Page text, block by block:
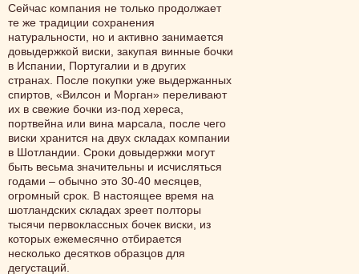
Сейчас компания не только продолжает
те же традиции сохранения
натуральности, но и активно занимается
довыдержкой виски, закупая винные бочки
в Испании, Португалии и в других
странах. После покупки уже выдержанных
спиртов, «Вилсон и Морган» переливают
их в свежие бочки из-под хереса,
портвейна или вина марсала, после чего
виски хранится на двух складах компании
в Шотландии. Сроки довыдержки могут
быть весьма значительны и исчисляться
годами – обычно это 30-40 месяцев,
огромный срок. В настоящее время на
шотландских складах зреет полторы
тысячи первоклассных бочек виски, из
которых ежемесячно отбирается
несколько десятков образцов для
дегустаций.